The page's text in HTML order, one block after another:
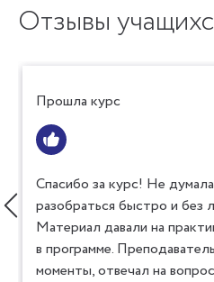
Отзывы
Прошла курс
Спасибо за курс! Не
разобраться быстро и без
Материал давали на
в программе.
моменты, отвечал на